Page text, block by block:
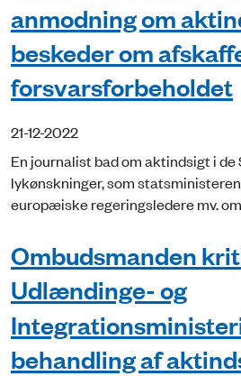
anmodning om
beskeder om
forsvarsforbeholdet
21-12-2022
En journalist bad om aktindsigt i
lykønskninger, som
europæiske regeringsledere mv. om
Ombudsmanden
Udlændinge- og
behandling af